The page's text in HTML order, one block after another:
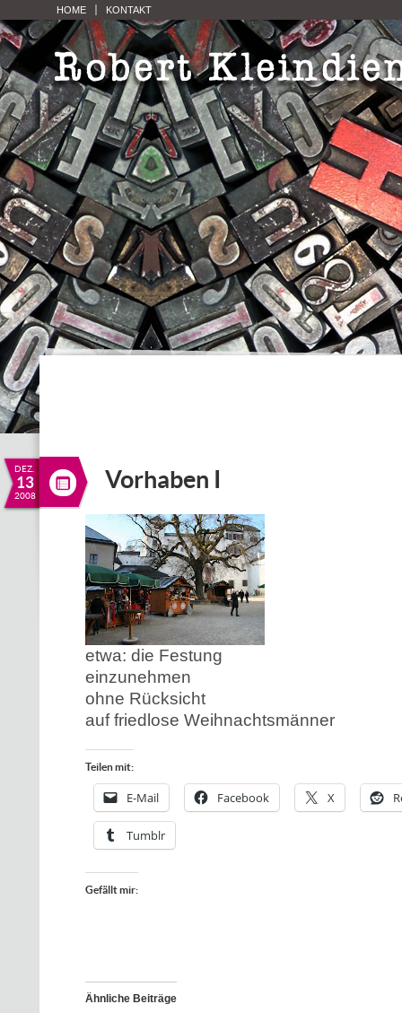
HOME KONTAKT
DEZ.
13
2008
Vorhaben I
etwa: die Festung
einzunehmen
ohne Rücksicht
auf friedlose Weihnachtsmänner
Teilen mit:
E-Mail Facebook X
Tumblr
Gefällt mir:
Ähnliche Beiträge